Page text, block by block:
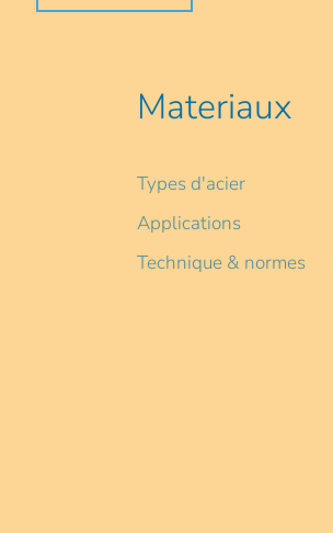
Materiaux
Types d'acier
Applications
Technique & normes